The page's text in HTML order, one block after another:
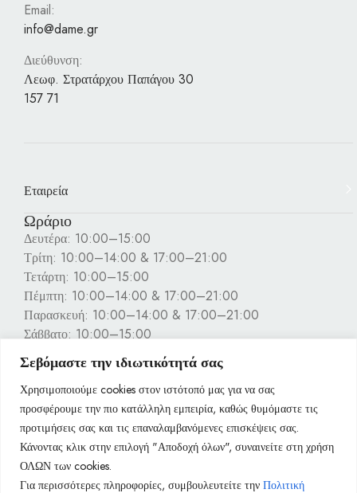
Σεβόμαστε την ιδιωτικότητά σας
Χρησιμοποιούμε cookies στον ιστότοπό μας για να σας
προσφέρουμε την πιο κατάλληλη εμπειρία, καθώς θυμόμαστε τις
προτιμήσεις σας και τις επαναλαμβανόμενες επισκέψεις σας.
Κάνοντας κλικ στην επιλογή "Αποδοχή όλων", συναινείτε στη χρήση
ΟΛΩΝ των cookies.
Για περισσότερες πληροφορίες, συμβουλευτείτε την Πολιτική
Email:
info@dame.gr
Διεύθυνση:
Λεωφ. Στρατάρχου Παπάγου 30
157 71
Εταιρεία
Ωράριο
Δευτέρα: 10:00–15:00
Τρίτη: 10:00–14:00 & 17:00–21:00
Τετάρτη: 10:00–15:00
Πέμπτη: 10:00–14:00 & 17:00–21:00
Παρασκευή: 10:00–14:00 & 17:00–21:00
Σάββατο: 10:00–15:00
Κυριακή: Κλειστά
Πληροφορίες